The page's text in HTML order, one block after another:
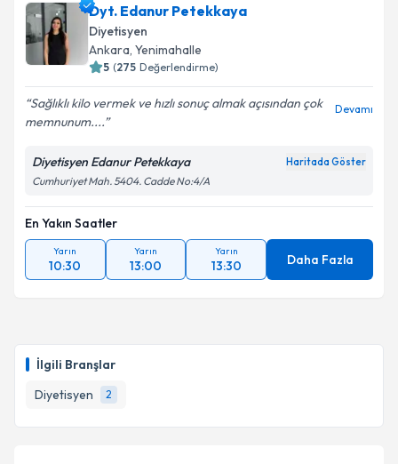
İlgili Branşlar
Diyetisyen
2
Dyt. Edanur Petekkaya
Diyetisyen
Ankara, Yenimahalle
5 (275 Değerlendirme)
Sağlıklı kilo vermek ve hızlı sonuç almak açısından çok
memnunum....
Devamı
Diyetisyen Edanur Petekkaya Haritada Göster
Cumhuriyet Mah. 5404. Cadde No:4/A
En Yakın Saatler
Yarın
10:30
Yarın
13:00
Yarın
13:30 Daha Fazla